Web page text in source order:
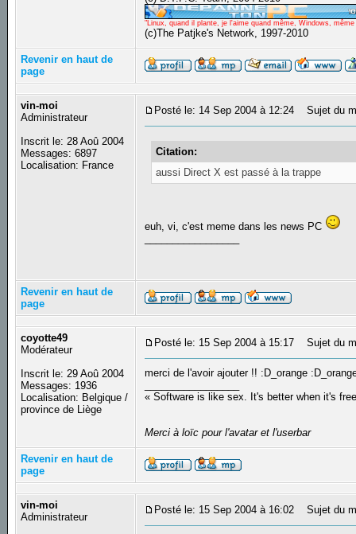
"Linux, quand il plante, je l'aime quand même, Windows,
(c)The Patjke's Network, 1997-2010
Revenir en haut de
page
vin-moi
Administrateur
Inscrit le: 28 Aoû 2004
Messages: 6897
Localisation: France
Posté le: 14 Sep 2004 à 12:24 Sujet du
Citation:
aussi Direct X est passé à la trappe
euh, vi, c'est meme dans les news PC
Revenir en haut de
page
coyotte49
Modérateur
Inscrit le: 29 Aoû 2004
Messages: 1936
Localisation: Belgique /
province de Liège
Posté le: 15 Sep 2004 à 15:17 Sujet du
merci de l'avoir ajouter !! :D_orange
« Software is like sex. It's better when it's
Merci à loïc pour l'avatar et l'userbar
Revenir en haut de
page
vin-moi
Administrateur
Posté le: 15 Sep 2004 à 16:02 Sujet du